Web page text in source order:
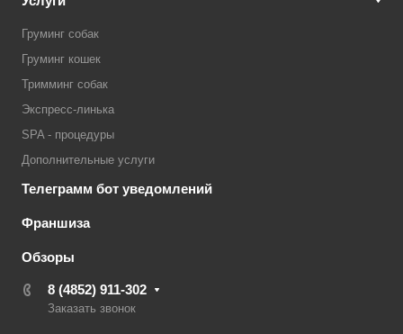
Груминг собак
Груминг кошек
Тримминг собак
Экспресс-линька
SPA - процедуры
Дополнительные услуги
Телеграмм бот уведомлений
Франшиза
Обзоры
8 (4852) 911-302
Заказать звонок